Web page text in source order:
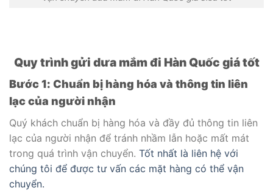
Quy trình gửi dưa mắm đi Hàn Quốc giá tốt
Bước 1: Chuẩn bị hàng hóa và thông tin liên
lạc của người nhận
Quý khách chuẩn bị hàng hóa và đầy đủ thông tin liên
lạc của người nhận để tránh nhầm lẫn hoặc mất mát
trong quá trình vận chuyển. Tốt nhất là liên hệ với
chúng tôi để được tư vấn các mặt hàng có thể vận
chuyển.